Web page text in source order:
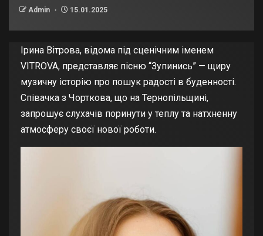
Admin 15.01.2025
Ірина Вітрова, відома під сценічним іменем
VITROVA, представляє пісню “Зупинись” — щиру
музичну історію про пошук радості в буденності.
Співачка з Чорткова, що на Тернопільщині,
запрошує слухачів поринути у теплу та натхненну
атмосферу своєї нової роботи.